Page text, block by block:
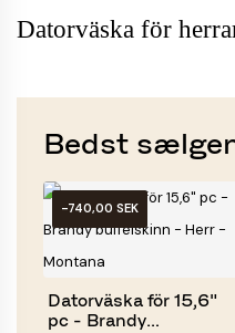
Datorväska för
Bedst
-740,00 SEK
Datorväska för 15,6"
pc - Brandy